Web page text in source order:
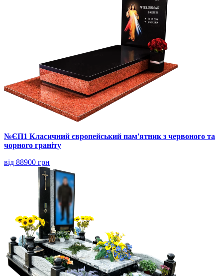
№ЄП1 Класичний європейський пам'ятник з червоного та
чорного граніту
від 88900 грн